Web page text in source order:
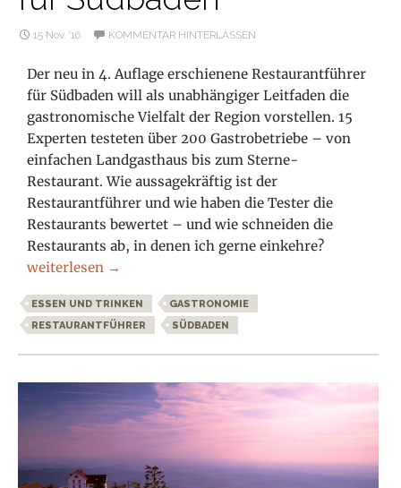
15 Nov. ’16 KOMMENTAR HINTERLASSEN
Der neu in 4. Auflage erschienene Restaurantführer
für Südbaden will als unabhängiger Leitfaden die
gastronomische Vielfalt der Region vorstellen. 15
Experten testeten über 200 Gastrobetriebe – von
einfachen Landgasthaus bis zum Sterne-
Restaurant. Wie aussagekräftig ist der
Restaurantführer und wie haben die Tester die
Restaurants bewertet – und wie schneiden die
Restaurants ab, in denen ich gerne einkehre?
Buchvorstellung: Der neue Restaurantführer für
weiterlesen →
ESSEN UND TRINKEN
GASTRONOMIE
RESTAURANTFÜHRER
SÜDBADEN